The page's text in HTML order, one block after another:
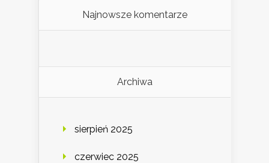
Najnowsze komentarze
Archiwa
sierpień 2025
czerwiec 2025